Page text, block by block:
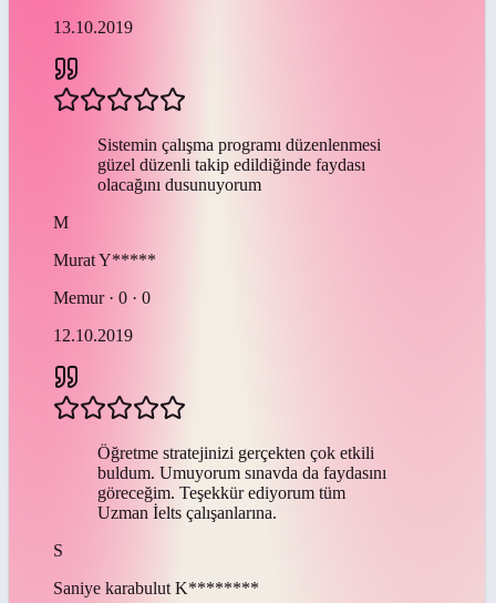
13.10.2019
Sistemin çalışma programı düzenlenmesi
güzel düzenli takip edildiğinde faydası
olacağını dusunuyorum
M
MuratY*****
Memur · 0 · 0
12.10.2019
Öğretme stratejinizi gerçekten çok etkili
buldum. Umuyorum sınavda da faydasını
göreceğim. Teşekkür ediyorum tüm
Uzman İelts çalışanlarına.
S
Saniye karabulut K********